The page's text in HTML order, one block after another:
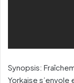
Synopsis:
Yorkaise s’envole